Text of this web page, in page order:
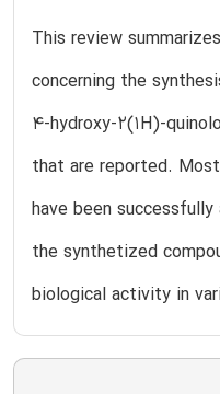
This review
concerning the
4-hydroxy-2(1H)-
that are reported.
have been
the synthetized
biological activity in